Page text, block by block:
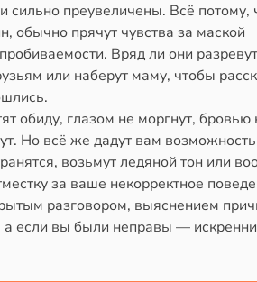
сильно преувеличены. Всё потому,
обычно прячут чувства за маской
Вряд ли они
или наберут маму, чтобы
обиду, глазом не моргнут, бровью
Но всё же дадут вам
возьмут ледяной тон или
за ваше некорректное
разговором, выяснением
если вы были неправы —